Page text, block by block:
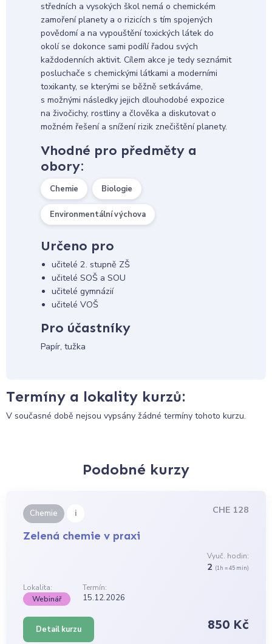
středních a vysokých škol nemá o chemickém
zamoření planety a o rizicích s tím spojených
povědomí a na vypouštění toxických látek do
okolí se dokonce sami podílí řadou svých
každodenních aktivit. Cílem akce je tedy seznámit
posluchače s chemickými látkami a moderními
toxikanty, se kterými se běžně setkáváme,
s možnými následky jejich dlouhodobé expozice
na živočichy, rostliny a člověka a diskutovat o
možném řešení a snížení rizik znečištění planety.
Vhodné pro předměty a
obory:
Chemie Biologie
Environmentální výchova
Určeno pro
učitelé 2. stupně ZŠ
učitelé SOŠ a SOU
učitelé gymnázií
učitelé VOŠ
Pro účastníky
Papír, tužka
Termíny a lokality kurzů:
V současné době nejsou vypsány žádné termíny tohoto kurzu.
Podobné kurzy
Chemie i CHE 128
Zelená chemie v praxi
Vyuč. hodin:
2 (1h = 45 min)
Lokalita:
Termín:
Webinář
15.12.2026
Detail kurzu 850 Kč